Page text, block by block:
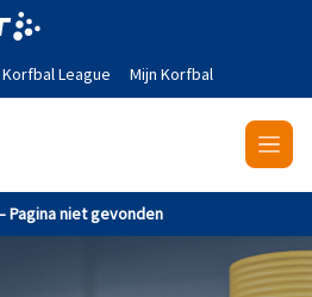
Korfbal League Mijn Korfbal
Pagina niet gevonden